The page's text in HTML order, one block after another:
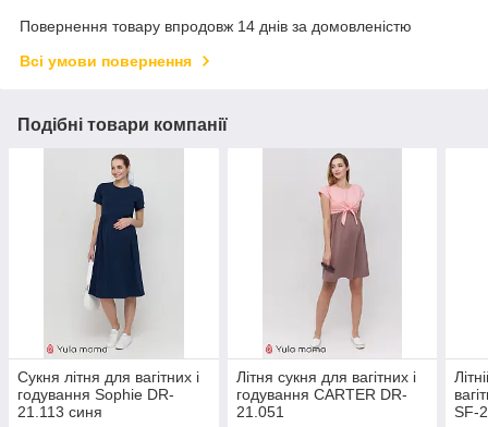
Повернення товару впродовж 14 днів за домовленістю
Всі умови повернення
Подібні товари компанії
Сукня літня для вагітних і
годування Sophie DR-
21.113 синя
Літня сукня для вагітних і
годування CARTER DR-
21.051
SF-